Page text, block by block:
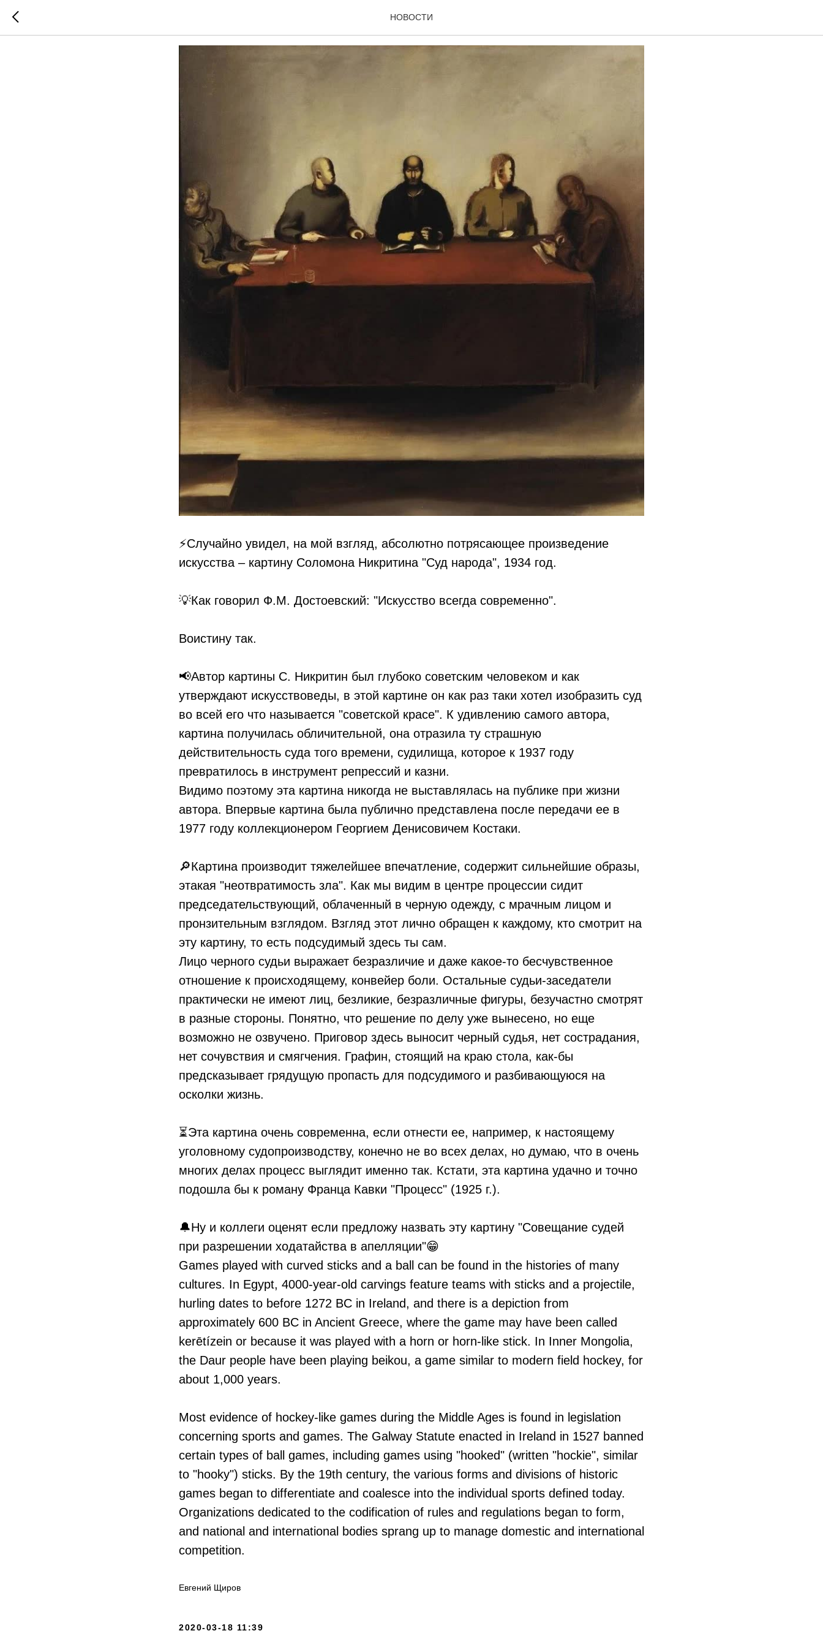
НОВОСТИ
⚡Случайно увидел, на мой взгляд, абсолютно потрясающее произведение
искусства – картину Соломона Никритина "Суд народа", 1934 год.
💡Как говорил Ф.М. Достоевский: "Искусство всегда современно".
Воистину так.
📢Автор картины С. Никритин был глубоко советским человеком и как
утверждают искусствоведы, в этой картине он как раз таки хотел изобразить суд
во всей его что называется "советской красе". К удивлению самого автора,
картина получилась обличительной, она отразила ту страшную
действительность суда того времени, судилища, которое к 1937 году
превратилось в инструмент репрессий и казни.
Видимо поэтому эта картина никогда не выставлялась на публике при жизни
автора. Впервые картина была публично представлена после передачи ее в
1977 году коллекционером Георгием Денисовичем Костаки.
🔎Картина производит тяжелейшее впечатление, содержит сильнейшие образы,
этакая "неотвратимость зла". Как мы видим в центре процессии сидит
председательствующий, облаченный в черную одежду, с мрачным лицом и
пронзительным взглядом. Взгляд этот лично обращен к каждому, кто смотрит на
эту картину, то есть подсудимый здесь ты сам.
Лицо черного судьи выражает безразличие и даже какое-то бесчувственное
отношение к происходящему, конвейер боли. Остальные судьи-заседатели
практически не имеют лиц, безликие, безразличные фигуры, безучастно смотрят
в разные стороны. Понятно, что решение по делу уже вынесено, но еще
возможно не озвучено. Приговор здесь выносит черный судья, нет сострадания,
нет сочувствия и смягчения. Графин, стоящий на краю стола, как-бы
предсказывает грядущую пропасть для подсудимого и разбивающуюся на
осколки жизнь.
⏳Эта картина очень современна, если отнести ее, например, к настоящему
уголовному судопроизводству, конечно не во всех делах, но думаю, что в очень
многих делах процесс выглядит именно так. Кстати, эта картина удачно и точно
подошла бы к роману Франца Кавки "Процесс" (1925 г.).
🔔Ну и коллеги оценят если предложу назвать эту картину "Совещание судей
при разрешении ходатайства в апелляции"😁
Games played with curved sticks and a ball can be found in the histories of many
cultures. In Egypt, 4000-year-old carvings feature teams with sticks and a projectile,
hurling dates to before 1272 BC in Ireland, and there is a depiction from
approximately 600 BC in Ancient Greece, where the game may have been called
kerētízein or because it was played with a horn or horn-like stick. In Inner Mongolia,
the Daur people have been playing beikou, a game similar to modern field hockey, for
about 1,000 years.
Most evidence of hockey-like games during the Middle Ages is found in legislation
concerning sports and games. The Galway Statute enacted in Ireland in 1527 banned
certain types of ball games, including games using "hooked" (written "hockie", similar
to "hooky") sticks. By the 19th century, the various forms and divisions of historic
games began to differentiate and coalesce into the individual sports defined today.
Organizations dedicated to the codification of rules and regulations began to form,
and national and international bodies sprang up to manage domestic and international
competition.
Евгений Щиров
2020-03-18 11:39